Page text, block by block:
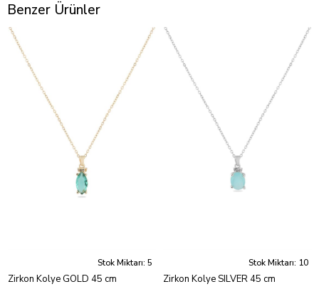
Benzer Ürünler
Stok Miktarı: 5
Zirkon Kolye GOLD 45 cm
Stok Miktarı: 10
Zirkon Kolye SILVER 45 cm